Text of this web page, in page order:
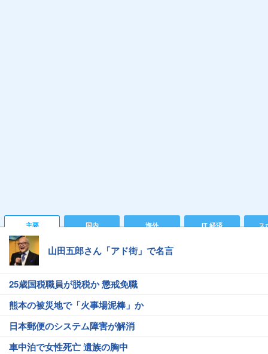
主要 国内 海外 IT 経済 ス
山田五郎さん「アド街」で名言
25歳国税職員が脱税か 懲戒免職
熊本の被災地で「火事場泥棒」か
日本郵便のシステム障害が解消
車中泊で女性死亡 遺族の胸中